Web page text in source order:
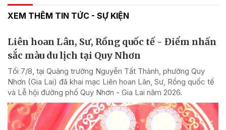
XEM THÊM TIN TỨC - SỰ KIỆN
Liên hoan Lân, Sư, Rồng quốc tế - Điểm nhấn
sắc màu du lịch tại Quy Nhơn
Tối 7/8, tại Quảng trường Nguyễn Tất Thành, phường Quy
Nhơn (Gia Lai) đã khai mạc Liên hoan Lân, Sư, Rồng quốc tế
và Lễ hội đường phố Quy Nhơn - Gia Lai năm 2026.